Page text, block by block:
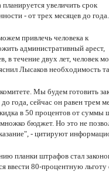
увеличить срок
- от трех месяцев до года.
привлечь человека к
административный арест,
в течение двух лет,
Лысаков необходимость
Мы будем готовить
года, сейчас он равен трем
в 50 процентов от суммы
бюджет. Но это не
- цитируют
планки штрафов стал
ввести 80-процентную